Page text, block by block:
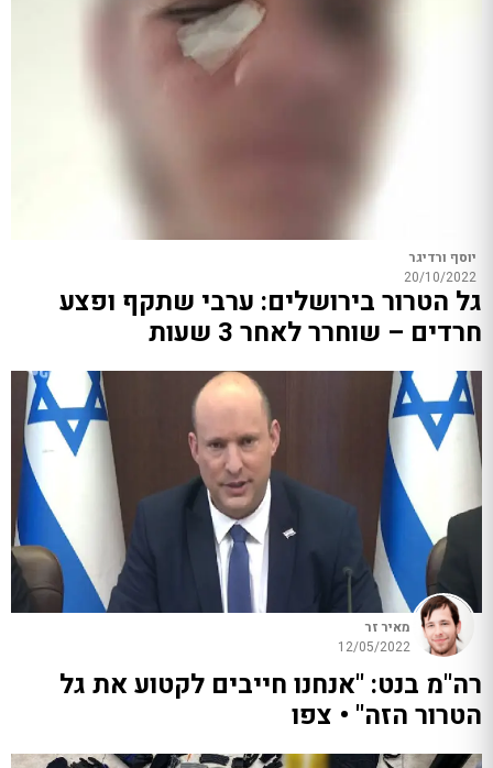
יוסף ורדיגר
20/10/2022
גל הטרור בירושלים: ערבי שתקף ופצע
חרדים – שוחרר לאחר 3 שעות
מאיר זר
12/05/2022
רה"מ בנט: "אנחנו חייבים לקטוע את גל
הטרור הזה" • צפו